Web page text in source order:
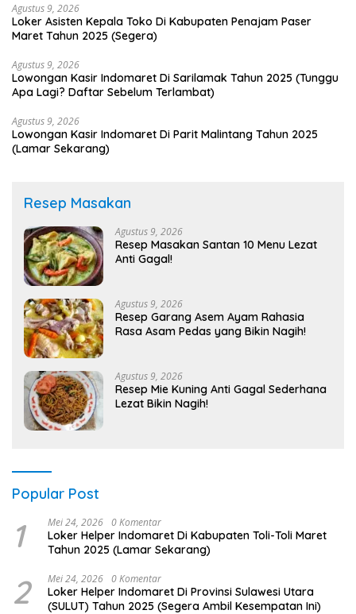
Agustus 9, 2026
Loker Asisten Kepala Toko Di Kabupaten Penajam Paser
Maret Tahun 2025 (Segera)
Agustus 9, 2026
Lowongan Kasir Indomaret Di Sarilamak Tahun 2025 (Tunggu
Apa Lagi? Daftar Sebelum Terlambat)
Agustus 9, 2026
Lowongan Kasir Indomaret Di Parit Malintang Tahun 2025
(Lamar Sekarang)
Resep Masakan
Agustus 9, 2026
Resep Masakan Santan 10 Menu Lezat
Anti Gagal!
Agustus 9, 2026
Resep Garang Asem Ayam Rahasia
Rasa Asam Pedas yang Bikin Nagih!
Agustus 9, 2026
Resep Mie Kuning Anti Gagal Sederhana
Lezat Bikin Nagih!
Popular Post
1 Mei 24, 2026 0 Komentar
Loker Helper Indomaret Di Kabupaten Toli-Toli Maret
Tahun 2025 (Lamar Sekarang)
2 Mei 24, 2026 0 Komentar
Loker Helper Indomaret Di Provinsi Sulawesi Utara
(SULUT) Tahun 2025 (Segera Ambil Kesempatan Ini)